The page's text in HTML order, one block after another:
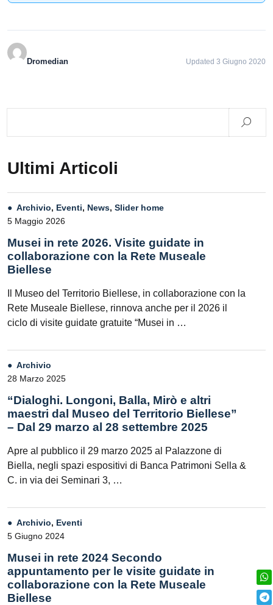
Dromedian Updated 3 Giugno 2020
Ultimi Articoli
Archivio, Eventi, News, Slider home
5 Maggio 2026
Musei in rete 2026. Visite guidate in
collaborazione con la Rete Museale
Biellese
Il Museo del Territorio Biellese, in collaborazione con la
Rete Museale Biellese, rinnova anche per il 2026 il
ciclo di visite guidate gratuite “Musei in …
Archivio
28 Marzo 2025
“Dialoghi. Longoni, Balla, Mirò e altri
maestri dal Museo del Territorio Biellese”
– Dal 29 marzo al 28 settembre 2025
Apre al pubblico il 29 marzo 2025 al Palazzone di
Biella, negli spazi espositivi di Banca Patrimoni Sella &
C. in via dei Seminari 3, …
Archivio, Eventi
5 Giugno 2024
Musei in rete 2024 Secondo
appuntamento per le visite guidate in
collaborazione con la Rete Museale
Biellese